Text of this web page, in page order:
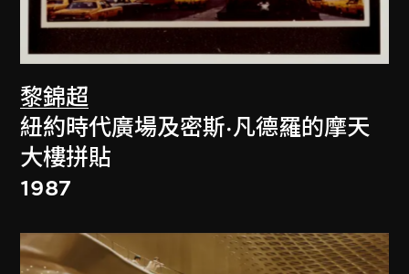
黎錦超
紐約時代廣場及密斯·凡德羅的摩天
大樓拼貼
1987